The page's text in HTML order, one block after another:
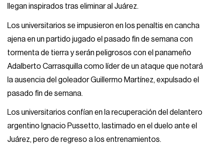
llegan inspirados tras eliminar al Juárez.
Los universitarios se impusieron en los penaltis en cancha
ajena en un partido jugado el pasado fin de semana con
tormenta de tierra y serán peligrosos con el panameño
Adalberto Carrasquilla como líder de un ataque que notará
la ausencia del goleador Guillermo Martínez, expulsado el
pasado fin de semana.
Los universitarios confían en la recuperación del delantero
argentino Ignacio Pussetto, lastimado en el duelo ante el
Juárez, pero de regreso a los entrenamientos.